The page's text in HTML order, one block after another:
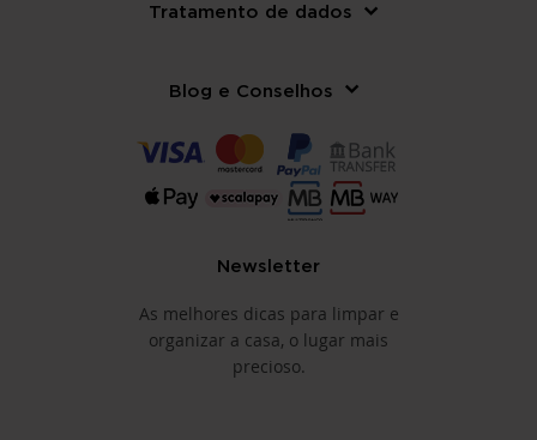
Tratamento de dados
Blog e Conselhos
Newsletter
As melhores dicas para limpar e
organizar a casa, o lugar mais
precioso.